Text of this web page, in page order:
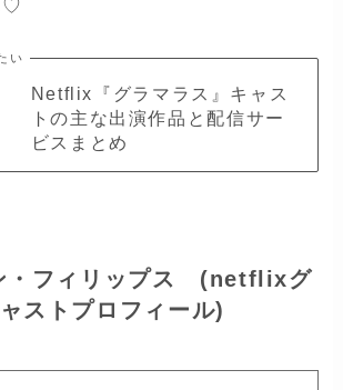
♡
い
Netflix『グラマラス』キャス
トの主な出演作品と配信サー
ビスまとめ
・フィリップス (netflixグ
ストプロフィール)